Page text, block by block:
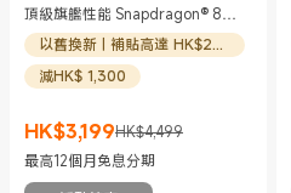
頂級旗艦性能 Snapdragon® 8
Elite
以舊換新 | 補貼高達 HK$200
減HK$ 1,300
HK$3,199
現價 HK$3199HK$4,499
市場價格 HK$4,499
最高12個月免息分期